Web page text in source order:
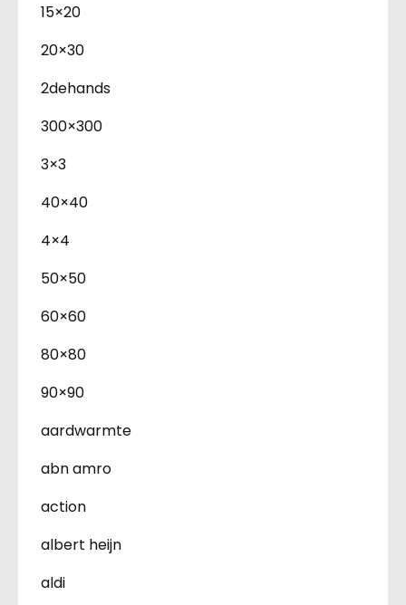
15×20
20×30
2dehands
300×300
3×3
40×40
4×4
50×50
60×60
80×80
90×90
aardwarmte
abn amro
action
albert heijn
aldi